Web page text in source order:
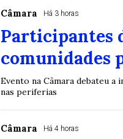
Câmara Há 3 horas
Participantes
comunidades
Evento na Câmara debateu
nas periferias
Câmara Há 4 horas